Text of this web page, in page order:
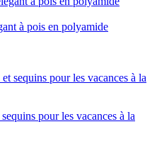
à pois en polyamide
pour les vacances à la